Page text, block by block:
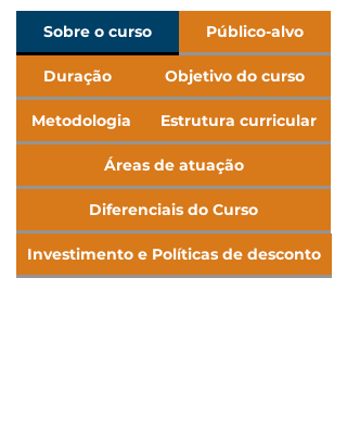
Sobre o curso Público-alvo
Duração Objetivo do curso
Metodologia Estrutura curricular
Áreas de atuação
Diferenciais do Curso
Investimento e Políticas de desconto